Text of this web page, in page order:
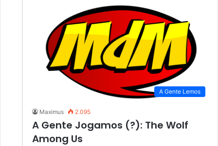
A Gente Lemos
Maximus 2.095
A Gente Jogamos (?): The Wolf
Among Us